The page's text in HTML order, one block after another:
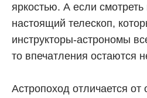
яркостью. А если смотреть
настоящий телескоп,
инструкторы-астрономы
то впечатления остаются
Астропоход отличается от